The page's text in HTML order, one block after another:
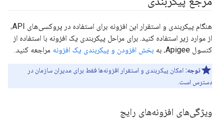
هنگام پیکربندی و استقرار این افزونه برای استفاده در پروکسی‌های API،
از موارد زیر استفاده کنید. برای مراحل پیکربندی یک افزونه با استفاده از
کنسول Apigee، به
بخش افزودن و پیکربندی یک افزونه مراجعه کنید.
توجه: امکان پیکربندی و استقرار افزونه‌ها فقط برای مدیران سازمان در
دسترس است.
ویژگی‌های افزونه‌های رایج